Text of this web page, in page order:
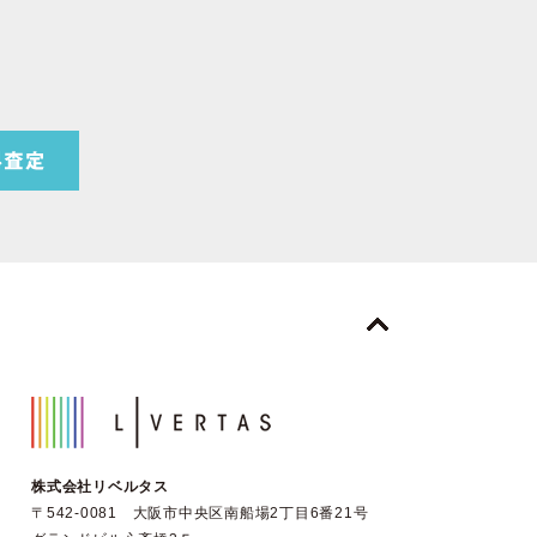
株式会社リベルタス
〒542-0081 大阪市中央区南船場2丁目6番21号